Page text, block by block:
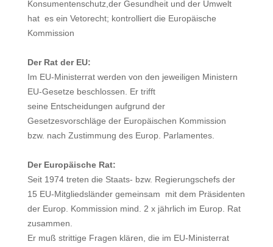
Konsumentenschutz,der Gesundheit und der Umwelt
hat es ein Vetorecht; kontrolliert die Europäische
Kommission
Der Rat der EU:
Im EU-Ministerrat werden von den jeweiligen Ministern
EU-Gesetze beschlossen. Er trifft
seine Entscheidungen aufgrund der
Gesetzesvorschläge der Europäischen Kommission
bzw. nach Zustimmung des Europ. Parlamentes.
Der Europäische Rat:
Seit 1974 treten die Staats- bzw. Regierungschefs der
15 EU-Mitgliedsländer gemeinsam mit dem Präsidenten
der Europ. Kommission mind. 2 x jährlich im Europ. Rat
zusammen.
Er muß strittige Fragen klären, die im EU-Ministerrat